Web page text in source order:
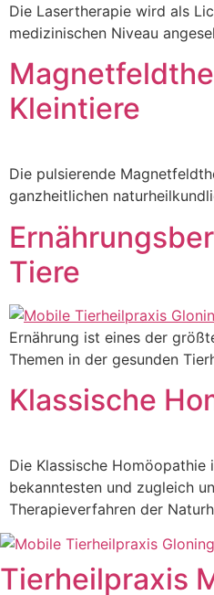
Die Lasertherapie wird als
medizinischen Niveau
Kleintiere
Die pulsierende
ganzheitlichen
Tiere
Ernährung ist eines der
Themen in der gesunden
Klassische
Die Klassische Homöopathie
bekanntesten und zugleich
Therapieverfahren der
Tierheilpraxis